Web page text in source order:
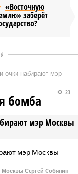
«Восточную
заберёт
0
очки набирают мэр
мэр Москвы
23
бомба
Москвы Сергей Собянин